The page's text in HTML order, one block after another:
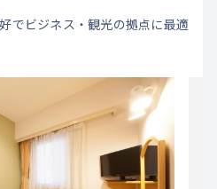
でビジネス・観光の拠点に最適